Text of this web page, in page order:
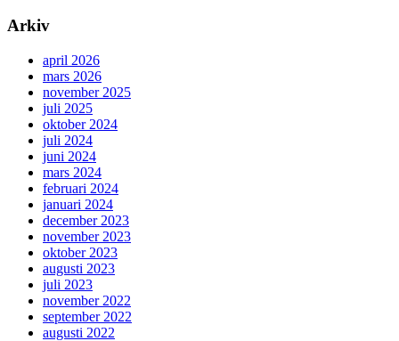
Arkiv
april 2026
mars 2026
november 2025
juli 2025
oktober 2024
juli 2024
juni 2024
mars 2024
februari 2024
januari 2024
december 2023
november 2023
oktober 2023
augusti 2023
juli 2023
november 2022
september 2022
augusti 2022